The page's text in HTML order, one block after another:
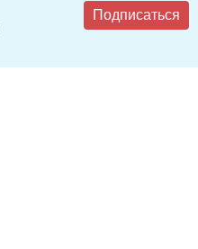
Подписаться